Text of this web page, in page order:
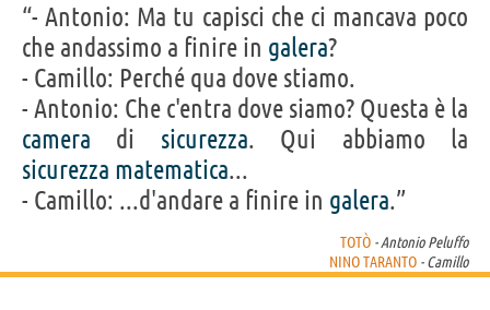
“- Antonio: Ma tu capisci che ci mancava poco
che andassimo a finire in galera?
- Camillo: Perché qua dove stiamo.
- Antonio: Che c'entra dove siamo? Questa è la
camera di sicurezza. Qui abbiamo la
sicurezza matematica...
- Camillo: ...d'andare a finire in galera.”
TOTÒ - Antonio Peluffo
NINO TARANTO - Camillo